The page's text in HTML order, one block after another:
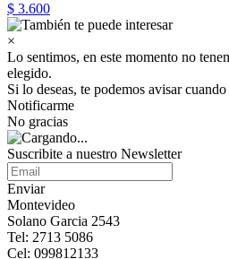
$ 3.600
×
Lo sentimos, en este momento no
elegido.
Si lo deseas, te podemos avisar
Notificarme
No gracias
Suscribite a nuestro Newsletter
Enviar
Montevideo
Solano Garcia 2543
Tel: 2713 5086
Cel: 099812133